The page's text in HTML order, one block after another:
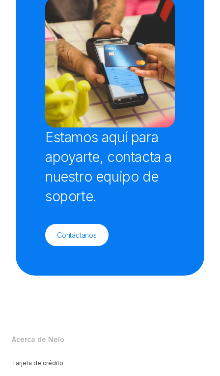
Estamos aquí para
apoyarte, contacta a
nuestro equipo de
soporte.
Contáctanos
Acerca de Nelo
Tarjeta de crédito